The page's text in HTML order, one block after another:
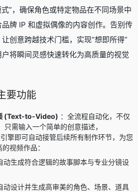
”，确保角色或特定物品在不同场景中
牌 IP 和虚拟偶像的内容创作。告别传
创意跨越技术门槛，实现“想即所得”
将瞬间灵感快速转化为高质量的视觉
要功能
(Text-to-Video) ：全流程自动化，不仅
需输入一个简单的创意描述，
擎即可自动接管后续所有制作环节，为您
视频作品：
动生成符合逻辑的故事脚本与专业分镜设
动设计并生成高审美的角色、场景、道具